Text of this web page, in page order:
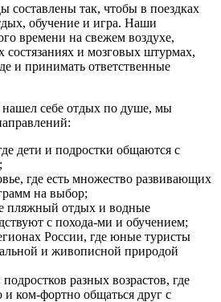
составлены так, чтобы в поездках
обучение и игра. Наши
времени на свежем воздухе,
состязаниях и мозговых штурмах,
и принимать ответственные
себе отдых по душе, мы
дети и подростки общаются с
где есть множество развивающих
на выбор;
пляжный отдых и водные
с похода-ми и обучением;
России, где юные туристы
и живописной природой
разных возрастов, где
и ком-фортно общаться друг с